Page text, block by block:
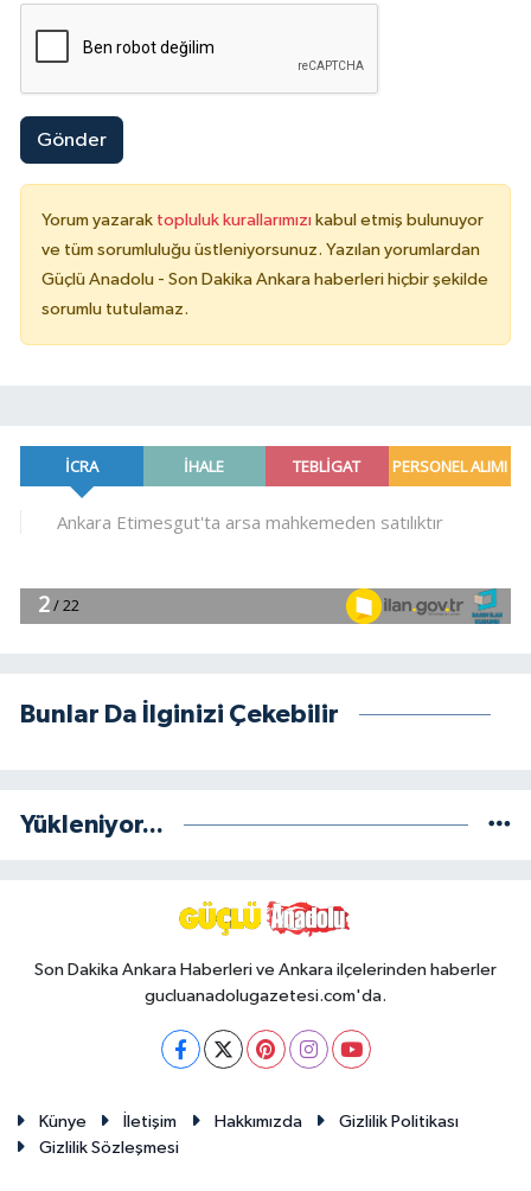
Gönder
Yorum yazarak topluluk kurallarımızı kabul etmiş bulunuyor
ve tüm sorumluluğu üstleniyorsunuz. Yazılan yorumlardan
Güçlü Anadolu - Son Dakika Ankara haberleri hiçbir şekilde
sorumlu tutulamaz.
Bunlar Da İlginizi Çekebilir
Yükleniyor...
Son Dakika Ankara Haberleri ve Ankara ilçelerinden haberler
gucluanadolugazetesi.com'da.
Künye İletişim Hakkımızda
Gizlilik Politikası
Gizlilik Sözleşmesi